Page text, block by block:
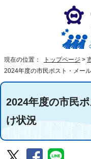
現在の位置： トップページ >
2024年度の市民ポスト・メー
2024年度の市民
け状況